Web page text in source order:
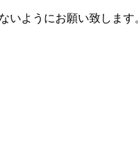
いようにお願い致しま